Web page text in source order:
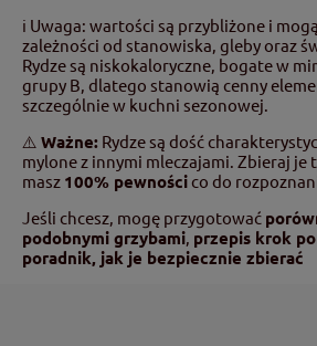
ℹ️ Uwaga: wartości są przybliżone i
zależności od stanowiska, gleby oraz
Rydze są niskokaloryczne, bogate w
grupy B, dlatego stanowią cenny
szczególnie w kuchni sezonowej.
⚠️ Ważne: Rydze są dość
mylone z innymi mleczajami. Zbieraj je
masz 100% pewnościco do
Jeśli chcesz, mogę przygotować
podobnymi grzybami, przepis krok
poradnik, jak je bezpiecznie zbierać